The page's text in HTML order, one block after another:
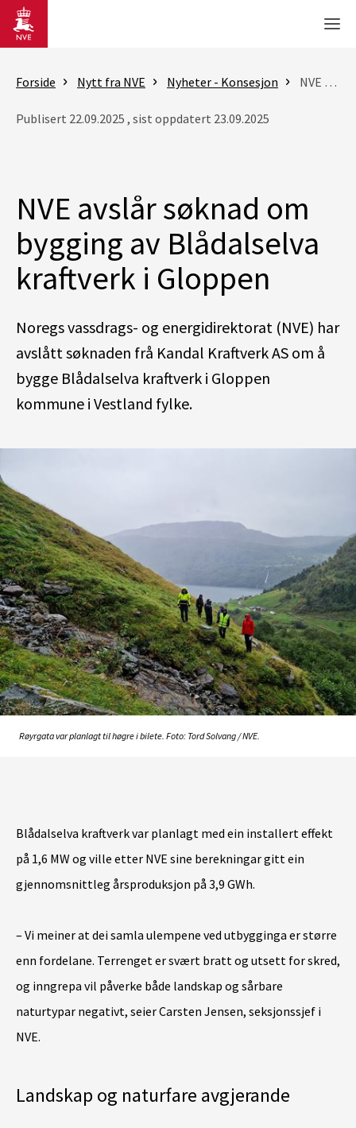
Gå til hovedinnhold
Forside Nytt fra NVE Nyheter - Konsesjon NVE avslår søknad om bygging av Blådalselva kraftverk i Gloppen
Publisert 22.09.2025 , sist oppdatert 23.09.2025
NVE avslår søknad om
bygging av Blådalselva
kraftverk i Gloppen
Noregs vassdrags- og energidirektorat (NVE) har
avslått søknaden frå Kandal Kraftverk AS om å
bygge Blådalselva kraftverk i Gloppen
kommune i Vestland fylke.
Røyrgata var planlagt til høgre i bilete. Foto: Tord Solvang / NVE.
Blådalselva kraftverk var planlagt med ein installert effekt
på 1,6 MW og ville etter NVE sine berekningar gitt ein
gjennomsnittleg årsproduksjon på 3,9 GWh.
– Vi meiner at dei samla ulempene ved utbygginga er større
enn fordelane. Terrenget er svært bratt og utsett for skred,
og inngrepa vil påverke både landskap og sårbare
naturtypar negativt, seier Carsten Jensen, seksjonssjef i
NVE.
Landskap og naturfare avgjerande